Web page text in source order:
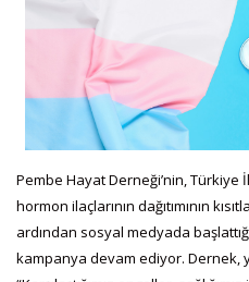
Pembe Hayat Derneği’nin, Türkiye
hormon ilaçlarının dağıtımının
ardından sosyal medyada
kampanya devam ediyor. Dernek,